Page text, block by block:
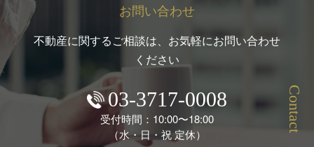
ニュー奥沢ハイツ
セントヒルズ木場公園
江戸川区篠崎町4丁目
目黒区自由が丘3丁目B区画
品川区西大井2丁目
Contact
お問い合わせ
不動産に関するご相談は、お気軽にお問い合わせ
ください
03-3717-0008
受付時間：10:00〜18:00
（水・日・祝 定休）